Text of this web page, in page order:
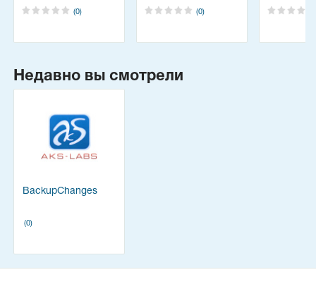
(0) (0)
Недавно вы смотрели
BackupChanges
(0)